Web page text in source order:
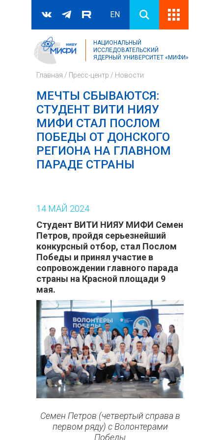
Форма поиска
Поиск
EN
НАЦИОНАЛЬНЫЙ
ИССЛЕДОВАТЕЛЬСКИЙ
ЯДЕРНЫЙ УНИВЕРСИТЕТ «МИФИ»
Главная / Пресс-центр / Новости
МЕЧТЫ СБЫВАЮТСЯ:
СТУДЕНТ ВИТИ НИЯУ
МИФИ СТАЛ ПОСЛОМ
ПОБЕДЫ ОТ ДОНСКОГО
РЕГИОНА НА ГЛАВНОМ
ПАРАДЕ СТРАНЫ
14 МАЙ 2024
Студент ВИТИ НИЯУ МИФИ Семен
Петров, пройдя серьезнейший
конкурсный отбор, стал Послом
Победы и принял участие в
сопровождении главного парада
страны на Красной площади 9
мая.
Семен Петров (четвертый справа в
первом ряду) с Волонтерами
Победы